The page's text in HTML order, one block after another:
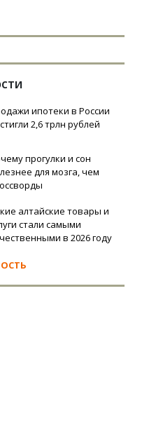
ипотеки в России
2,6 трлн рублей
прогулки и сон
для мозга, чем
алтайские товары и
стали самыми
в 2026 году